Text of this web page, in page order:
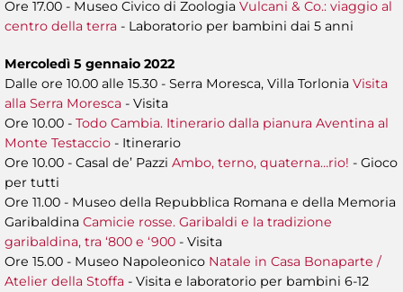
Ore 17.00 - Museo Civico di Zoologia Vulcani & Co.: viaggio al
centro della terra - Laboratorio per bambini dai 5 anni
Mercoledì 5 gennaio 2022
Dalle ore 10.00 alle 15.30 - Serra Moresca, Villa Torlonia Visita
alla Serra Moresca - Visita
Ore 10.00 - Todo Cambia. Itinerario dalla pianura Aventina al
Monte Testaccio - Itinerario
Ore 10.00 - Casal de’ Pazzi Ambo, terno, quaterna…rio! - Gioco
per tutti
Ore 11.00 - Museo della Repubblica Romana e della Memoria
Garibaldina Camicie rosse. Garibaldi e la tradizione
garibaldina, tra ‘800 e ‘900 - Visita
Ore 15.00 - Museo Napoleonico Natale in Casa Bonaparte /
Atelier della Stoffa - Visita e laboratorio per bambini 6-12